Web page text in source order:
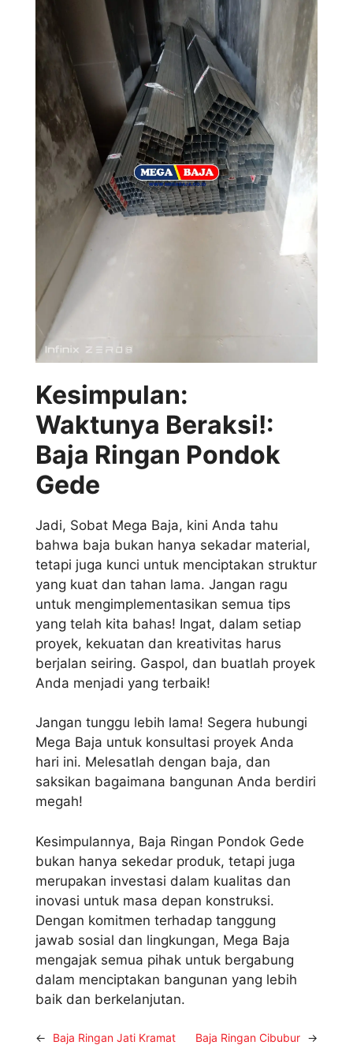
Kesimpulan:
Waktunya Beraksi!:
Baja Ringan Pondok
Gede
Jadi, Sobat Mega Baja, kini Anda tahu
bahwa baja bukan hanya sekadar material,
tetapi juga kunci untuk menciptakan struktur
yang kuat dan tahan lama. Jangan ragu
untuk mengimplementasikan semua tips
yang telah kita bahas! Ingat, dalam setiap
proyek, kekuatan dan kreativitas harus
berjalan seiring. Gaspol, dan buatlah proyek
Anda menjadi yang terbaik!
Jangan tunggu lebih lama! Segera hubungi
Mega Baja untuk konsultasi proyek Anda
hari ini. Melesatlah dengan baja, dan
saksikan bagaimana bangunan Anda berdiri
megah!
Kesimpulannya, Baja Ringan Pondok Gede
bukan hanya sekedar produk, tetapi juga
merupakan investasi dalam kualitas dan
inovasi untuk masa depan konstruksi.
Dengan komitmen terhadap tanggung
jawab sosial dan lingkungan, Mega Baja
mengajak semua pihak untuk bergabung
dalam menciptakan bangunan yang lebih
baik dan berkelanjutan.
← Baja Ringan Jati Kramat Baja Ringan Cibubur →